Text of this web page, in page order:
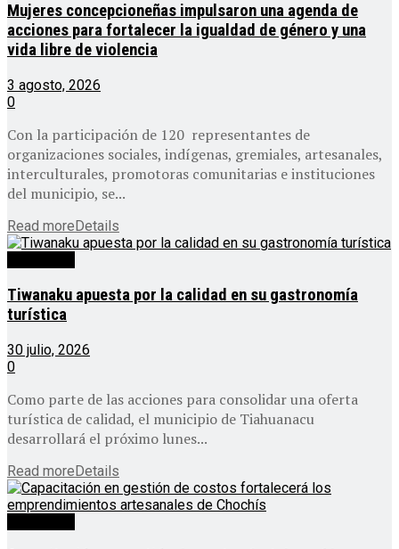
Mujeres concepcioneñas impulsaron una agenda de
acciones para fortalecer la igualdad de género y una
vida libre de violencia
3 agosto, 2026
0
Con la participación de 120 representantes de
organizaciones sociales, indígenas, gremiales, artesanales,
interculturales, promotoras comunitarias e instituciones
del municipio, se...
Read more Details
Tiwanaku apuesta por la calidad en su gastronomía
turística
30 julio, 2026
0
Como parte de las acciones para consolidar una oferta
turística de calidad, el municipio de Tiahuanacu
desarrollará el próximo lunes...
Read moreDetails